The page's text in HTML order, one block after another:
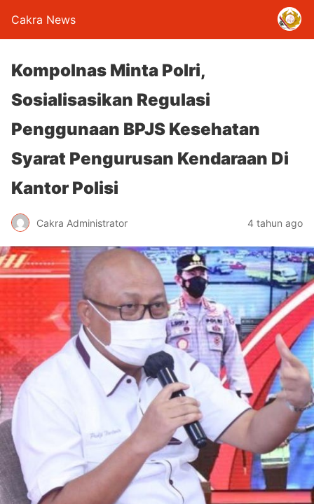
Cakra News
Kompolnas Minta Polri,
Sosialisasikan Regulasi
Penggunaan BPJS Kesehatan
Syarat Pengurusan Kendaraan Di
Kantor Polisi
Cakra Administrator 4 tahun ago